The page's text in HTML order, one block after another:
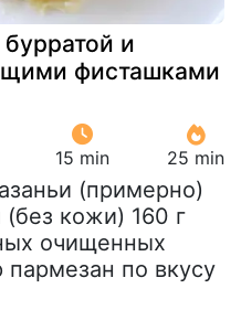
и
фисташками
15 min 25 min
(примерно)
(без кожи) 160 г
очищенных
по вкусу